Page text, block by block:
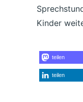
Kinder
teilen
teilen